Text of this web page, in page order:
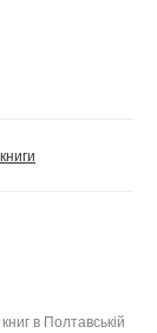
в Полтавській